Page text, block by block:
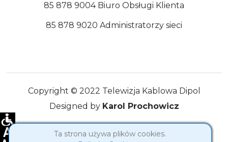
Ta strona używa plików cookies.
85 878 9004 Biuro Obsługi Klienta
85 878 9020 Administratorzy sieci
Copyright © 2022 Telewizja Kablowa Dipol
Designed by Karol Prochowicz